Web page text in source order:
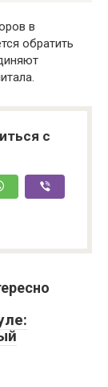
в
обратить
с